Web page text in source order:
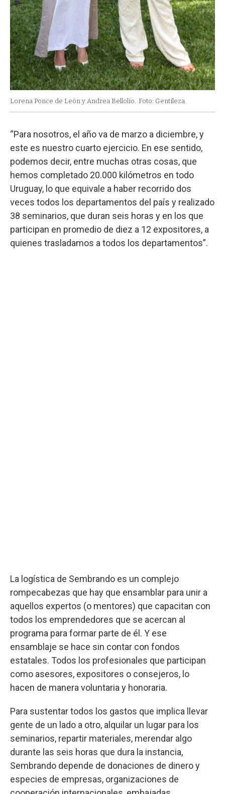
Lorena Ponce de León y Andrea Bellolio. Foto: Gentileza.
“Para nosotros, el año va de marzo a diciembre, y
este es nuestro cuarto ejercicio. En ese sentido,
podemos decir, entre muchas otras cosas, que
hemos completado 20.000 kilómetros en todo
Uruguay, lo que equivale a haber recorrido dos
veces todos los departamentos del país y realizado
38 seminarios, que duran seis horas y en los que
participan en promedio de diez a 12 expositores, a
quienes trasladamos a todos los departamentos”.
La logística de Sembrando es un complejo
rompecabezas que hay que ensamblar para unir a
aquellos expertos (o mentores) que capacitan con
todos los emprendedores que se acercan al
programa para formar parte de él. Y ese
ensamblaje se hace sin contar con fondos
estatales. Todos los profesionales que participan
como asesores, expositores o consejeros, lo
hacen de manera voluntaria y honoraria.
Para sustentar todos los gastos que implica llevar
gente de un lado a otro, alquilar un lugar para los
seminarios, repartir materiales, merendar algo
durante las seis horas que dura la instancia,
Sembrando depende de donaciones de dinero y
especies de empresas, organizaciones de